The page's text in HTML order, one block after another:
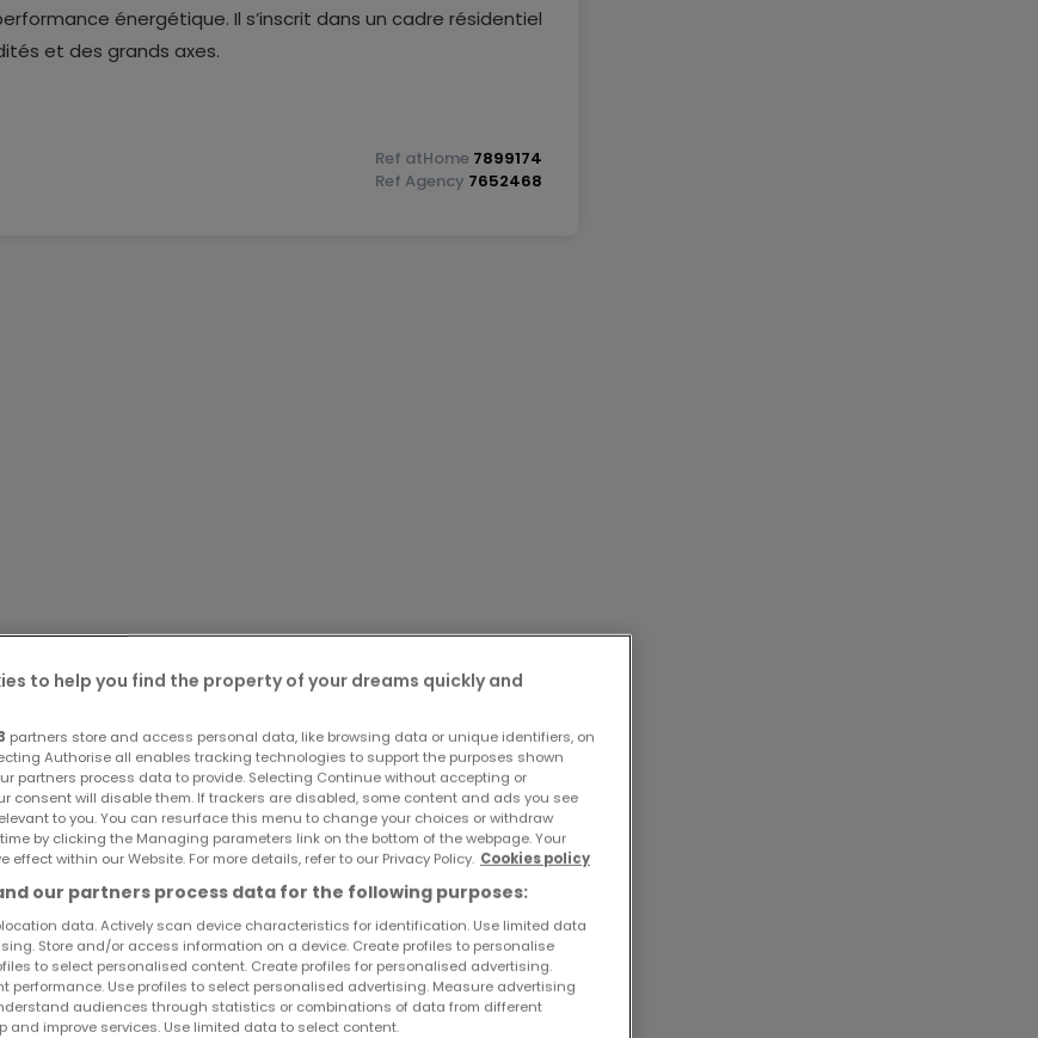
énergétique. Il s’inscrit dans un cadre résidentiel
et des grands axes.
agréable et pratique, à proximité des
(écoles, commerces, transports et axes routiers).
et une consommation énergétique maîtrisée, avec
à haute efficacité
les espaces à votre mode de vie
Ref atHome 7899174
Ref Agency 7652468
to help you find the property of your dreams quickly and
partners store and access personal data, like browsing data or unique identifiers, on
Authorise all enables tracking technologies to support the purposes shown
partners process data to provide. Selecting Continue without accepting or
consent will disable them. If trackers are disabled, some content and ads you see
to you. You can resurface this menu to change your choices or withdraw
by clicking the Managing parameters link on the bottom of the webpage. Your
effect within our Website. For more details, refer to our Privacy Policy. Cookies policy
our partners process data for the following purposes:
data. Actively scan device characteristics for identification. Use limited data
Store and/or access information on a device. Create profiles to personalise
to select personalised content. Create profiles for personalised advertising.
performance. Use profiles to select personalised advertising. Measure advertising
audiences through statistics or combinations of data from different
and improve services. Use limited data to select content.